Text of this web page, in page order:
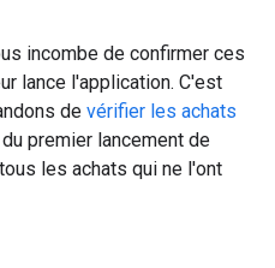
incombe de confirmer ces
lance l'application. C'est
de vérifier les achats
premier lancement de
les achats qui ne l'ont